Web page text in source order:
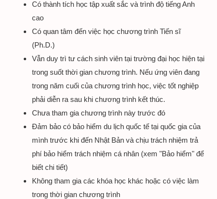
Có thành tích học tập xuất sắc và trình độ tiếng Anh
cao
Có quan tâm đến việc học chương trình Tiến sĩ
(Ph.D.)
Vẫn duy trì tư cách sinh viên tại trường đại học hiện tại
trong suốt thời gian chương trình. Nếu ứng viên đang
trong năm cuối của chương trình học, việc tốt nghiệp
phải diễn ra sau khi chương trình kết thúc.
Chưa tham gia chương trình này trước đó
Đảm bảo có bảo hiểm du lịch quốc tế tại quốc gia của
mình trước khi đến Nhật Bản và chịu trách nhiệm trả
phí bảo hiểm trách nhiệm cá nhân (xem "Bảo hiểm" để
biết chi tiết)
Không tham gia các khóa học khác hoặc có việc làm
trong thời gian chương trình